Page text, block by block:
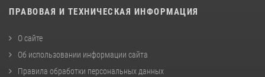
ПРАВОВАЯ И ТЕХНИЧЕСКАЯ ИНФОРМАЦИЯ
О сайте
Об использовании информации сайта
Правила обработки персональных данных